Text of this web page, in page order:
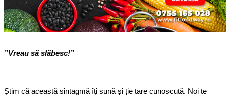
”Vreau să slăbesc!”
Știm că această sintagmă îți sună și ție tare cunoscută. Noi te